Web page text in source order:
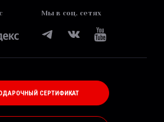
Мы в соц. сетях
СЕРТИФИКАТ